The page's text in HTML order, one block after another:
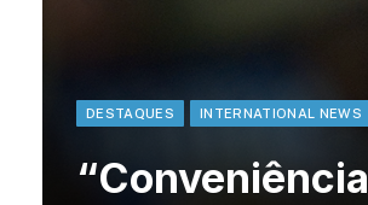
DESTAQUES INTERNATIONAL NEWS